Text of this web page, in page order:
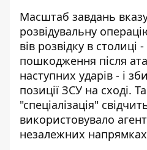
Масштаб завдань
розвідувальну
вів розвідку в столиці
пошкодження після
наступних ударів - і
позиції ЗСУ на сході.
"спеціалізація"
використовувало
незалежних